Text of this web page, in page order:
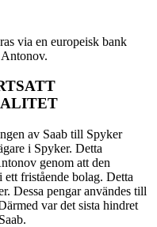
via en europeisk bank
av Saab till Spyker
i Spyker. Detta
genom att den
ett fristående bolag. Detta
Dessa pengar användes till
var det sista hindret